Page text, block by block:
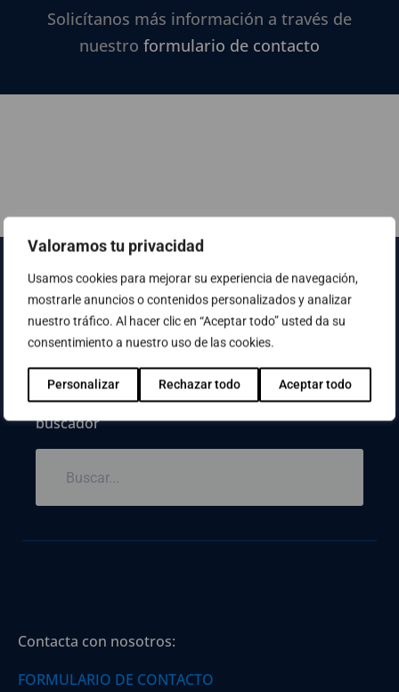
Valoramos tu privacidad
Usamos cookies para mejorar su experiencia de navegación,
mostrarle anuncios o contenidos personalizados y analizar
nuestro tráfico. Al hacer clic en “Aceptar todo” usted da su
consentimiento a nuestro uso de las cookies.
Personalizar Rechazar todo Aceptar todo
Solicítanos más información a través de
nuestro formulario de contacto
¿No has encontrado lo que buscabas? Usa el
buscador
Contacta con nosotros:
FORMULARIO DE CONTACTO